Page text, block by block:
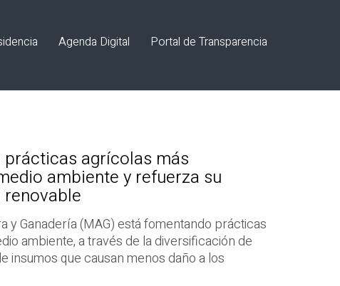
Agenda Digital Portal de Transparencia
agrícolas más
ambiente y refuerza su
y Ganadería (MAG) está fomentando prácticas
ambiente, a través de la diversificación de
insumos que causan menos daño a los